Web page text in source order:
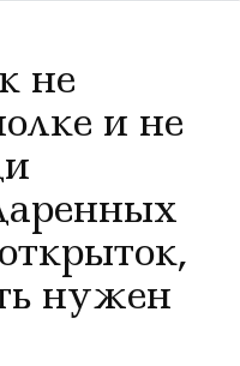
не
и не
нужен